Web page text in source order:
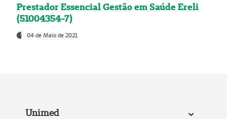
Prestador Essencial Gestão em Saúde Ereli
(51004354-7)
04 de Maio de 2021
Unimed